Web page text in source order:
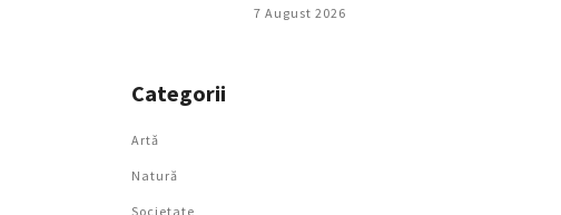
7 August 2026
Categorii
Artǎ
Natură
Societate